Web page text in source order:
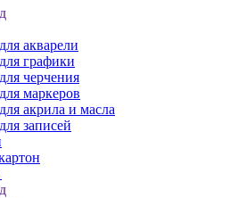
акварели
графики
черчения
маркеров
акрила и масла
записей